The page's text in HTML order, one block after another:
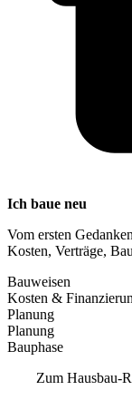
Ich baue neu
Vom ersten
Kosten, Verträge,
Bauweisen
Kosten &
Planung
Planung
Bauphase
Zum Hausbau-